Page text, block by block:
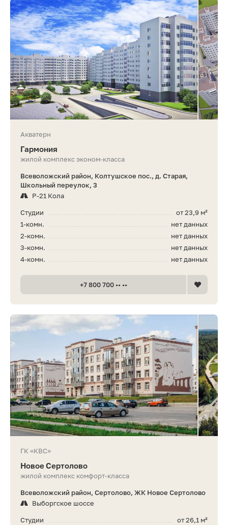
Акватерн
Гармония
жилой комплекс эконом-класса
Всеволожский район, Колтушское пос., д. Старая,
Школьный переулок, 3
Р-21 Кола
от 23,9 м²
Студии
нет данных
1-комн.
нет данных
2-комн.
нет данных
3-комн.
нет данных
4-комн.
+7 800 700 •• ••
ГК «КВС»
Новое Сертолово
жилой комплекс комфорт-класса
Всеволожский район, Сертолово, ЖК Новое Сертолово
Выборгское шоссе
от 26,1 м²
Студии